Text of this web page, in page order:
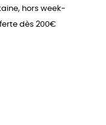
hors week-
dès 200€